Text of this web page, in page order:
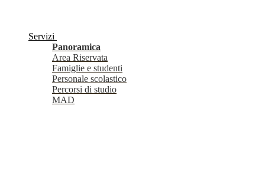
Servizi
Panoramica
Area Riservata
Famiglie e studenti
Personale scolastico
Percorsi di studio
MAD